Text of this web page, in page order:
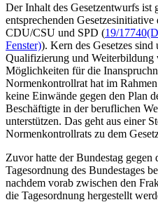
Der Inhalt des Gesetzentwurfs ist
entsprechenden
CDU/CSU und SPD (19/17740
Fenster)). Kern des Gesetzes
Qualifizierung und Weiterbildung
Möglichkeiten für die
Normenkontrollrat hat im
keine Einwände gegen den Plan
Beschäftigte in der beruflichen
unterstützen. Das geht aus einer
Normenkontrollrats zu dem
Zuvor hatte der Bundestag
Tagesordnung des Bundestages
nachdem vorab zwischen den
die Tagesordnung hergestellt